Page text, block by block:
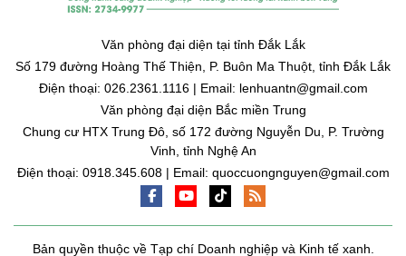
Văn phòng đại diện tại tỉnh Đắk Lắk
Số 179 đường Hoàng Thế Thiện, P. Buôn Ma Thuột, tỉnh Đắk Lắk
Điện thoại: 026.2361.1116 | Email: lenhuantn@gmail.com
Văn phòng đại diện Bắc miền Trung
Chung cư HTX Trung Đô, số 172 đường Nguyễn Du, P. Trường
Vinh, tỉnh Nghệ An
Điện thoại: 0918.345.608 | Email: quoccuongnguyen@gmail.com
Bản quyền thuộc về Tạp chí Doanh nghiệp và Kinh tế xanh.